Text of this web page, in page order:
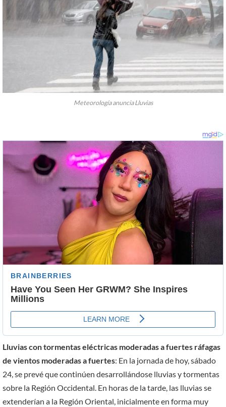
Meteorología anuncia Lluvias
Lluvias con tormentas eléctricas moderadas a fuertes ráfagas
de vientos moderadas a fuertes: En la jornada de hoy, sábado
24, se prevé que continúen desarrollándose lluvias y tormentas
sobre la Región Occidental. En horas de la tarde, las lluvias se
extenderían a la Región Oriental, inicialmente en forma muy